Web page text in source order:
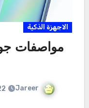
الاجهزة الذكية
Jareer